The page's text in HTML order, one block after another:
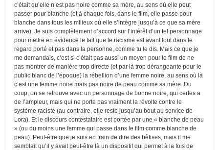
c’était qu’elle n’est pas noire comme sa mère, au sens où elle peut
passer pour blanche (et à chaque fois, dans le film, elle passe pour
blanche dans tous les milieux où elle s’intègre jusqu’à ce que sa mère
arrive). Je suis complètement d’accord sur l’intérêt d’un tel personnage
pour mettre en évidence le fait que le racisme est avant tout dans le
regard porté et pas dans la personne, comme tu le dis. Mais ce que je
me demandais, c’est si c’était pas aussi un moyen pour le film de ne
pas montrer de manière trop directe (et par là trop dérangeante pour le
public blanc de l’époque) la rébellion d’une femme noire, au sens où là
c’est une femme noire mais pas noire de peau comme sa mère. Du
coup, on se retrouve avec un personnage de bonne noire, qui certes a
de l’ampleur, mais qui ne porte pas vraiment la révolte contre le
système raciste (au contraire, elle reste jusqu’au bout au service de
Lora). Et le discours contestataire est portée par une « blanche de peau
» (ou du moins une femme qui passe dans le film comme blanche de
peau). Peut-être que je suis en train de dire des bêtises, mais il me
semblait qu’il y avait peut-être là un dispositif qui permet à la fois de